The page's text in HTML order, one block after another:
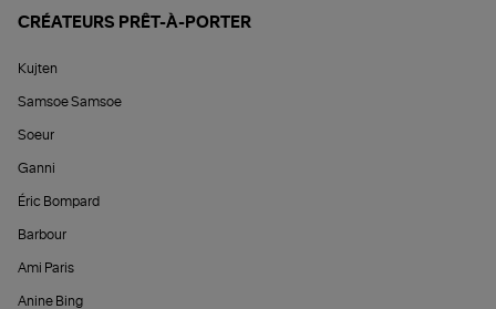
CRÉATEURS PRÊT-À-PORTER
Kujten
Samsoe Samsoe
Soeur
Ganni
Éric Bompard
Barbour
Ami Paris
Anine Bing